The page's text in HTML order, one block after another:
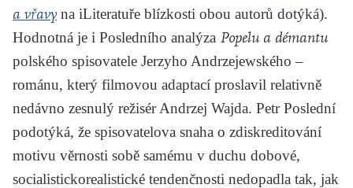
a vřavy na iLiteratuře blízkosti obou autorů dotýká).
Hodnotná je i Posledního analýza Popelu a démantu
polského spisovatele Jerzyho Andrzejewského –
románu, který filmovou adaptací proslavil relativně
nedávno zesnulý režisér Andrzej Wajda. Petr Poslední
podotýká, že spisovatelova snaha o zdiskreditování
motivu věrnosti sobě samému v duchu dobové,
socialistickorealistické tendenčnosti nedopadla tak, jak